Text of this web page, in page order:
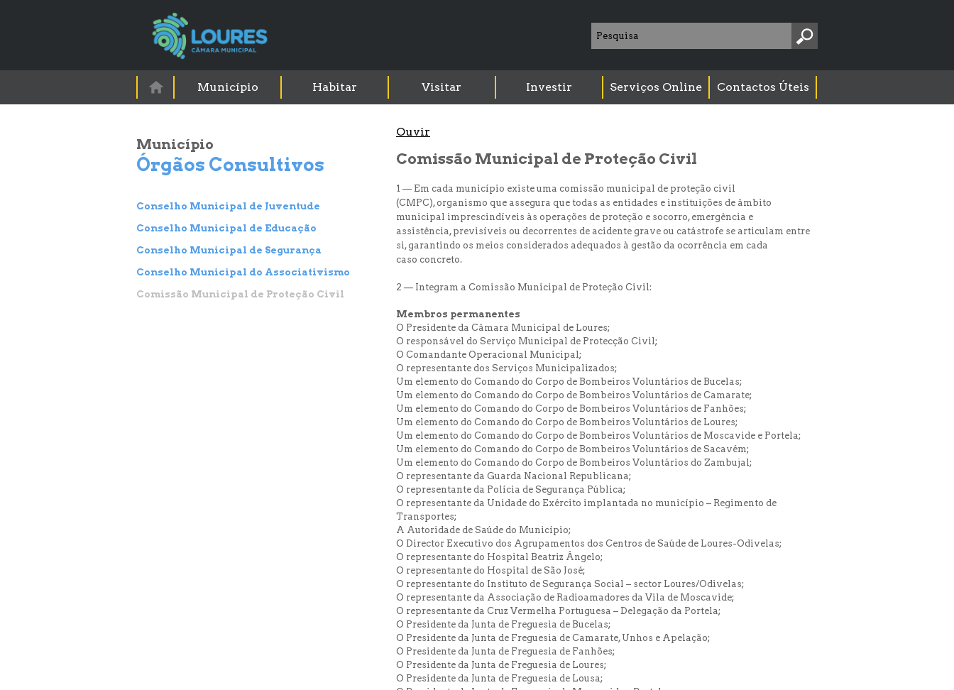
Pesquise
aqui:
Município Habitar Visitar Investir Serviços Online Contactos Úteis